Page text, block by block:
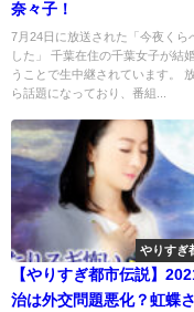
奈々子！
7月24日に放送された「今夜くら
した」 千葉在住の千葉女子が結
うことで生中継されています。
ら話題になっており、番組...
やりすぎ
【やりすぎ都市伝説】
治は外交問題悪化？虹蝶